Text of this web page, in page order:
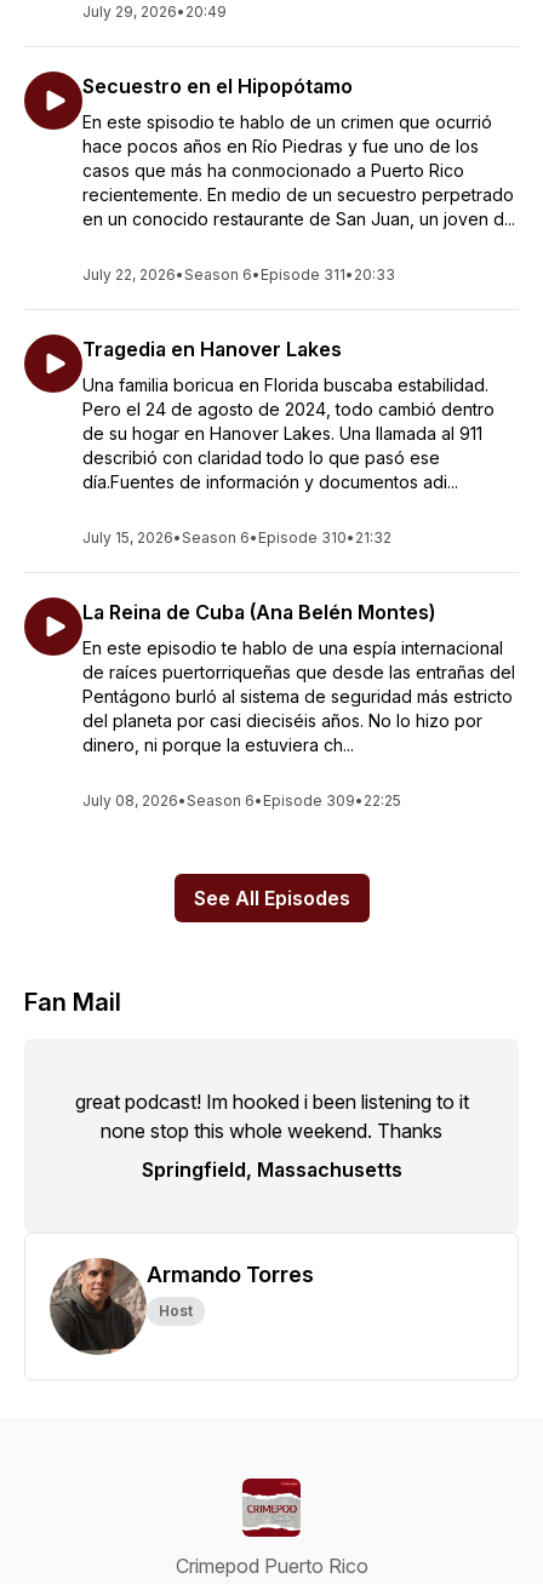
July 29, 2026• 20:49
Secuestro en el Hipopótamo
En este spisodio te hablo de un crimen que ocurrió
hace pocos años en Río Piedras y fue uno de los
casos que más ha conmocionado a Puerto Rico
recientemente. En medio de un secuestro perpetrado
en un conocido restaurante de San Juan, un joven d...
July 22, 2026•Season 6• Episode 311• 20:33
Tragedia en Hanover Lakes
Una familia boricua en Florida buscaba estabilidad.
Pero el 24 de agosto de 2024, todo cambió dentro
de su hogar en Hanover Lakes. Una llamada al 911
describió con claridad todo lo que pasó ese
día.Fuentes de información y documentos adi...
July 15, 2026•Season 6• Episode 310• 21:32
La Reina de Cuba (Ana Belén Montes)
En este episodio te hablo de una espía internacional
de raíces puertorriqueñas que desde las entrañas del
Pentágono burló al sistema de seguridad más estricto
del planeta por casi dieciséis años. No lo hizo por
dinero, ni porque la estuviera ch...
July 08, 2026•Season 6• Episode 309• 22:25
See All Episodes
Fan Mail
great podcast! Im hooked i been listening to it
none stop this whole weekend. Thanks
Springfield, Massachusetts
Armando Torres
Host
Crimepod Puerto Rico